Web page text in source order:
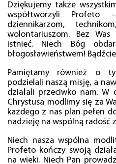
Dziękujemy także
współtworzyli Profeto
dziennikarzom,
wolontariuszom. Bez
istnieć. Niech Bóg
błogosławieństwem!
Pamiętamy również o
podzielali naszą misję, a
działali przeciwko nam. W
Chrystusa modlimy się za
każdego z nas plan pełen
nadzieję na wspólną radość
Niech nasza wspólna
Profeto kończy swoją
na wieki. Niech Pan